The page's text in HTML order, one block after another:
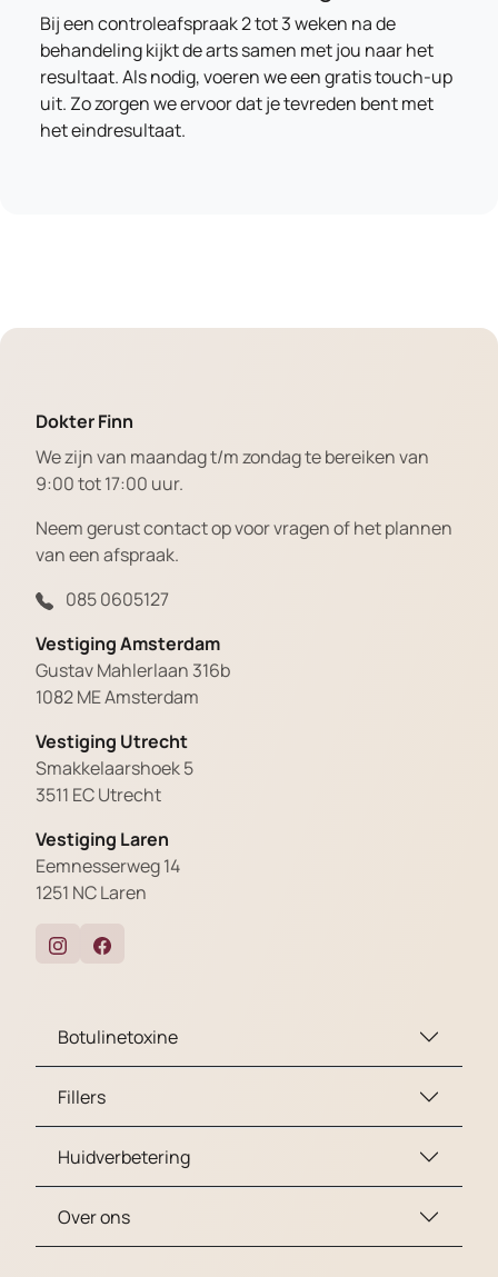
Bij een controleafspraak 2 tot 3 weken na de
behandeling kijkt de arts samen met jou naar het
resultaat. Als nodig, voeren we een gratis touch-up
uit. Zo zorgen we ervoor dat je tevreden bent met
het eindresultaat.
Dokter Finn
We zijn van maandag t/m zondag te bereiken van
9:00 tot 17:00 uur.
Neem gerust contact op voor vragen of het plannen
van een afspraak.
085 0605127
Vestiging Amsterdam
Gustav Mahlerlaan 316b
1082 ME Amsterdam
Vestiging Utrecht
Smakkelaarshoek 5
3511 EC Utrecht
Vestiging Laren
Eemnesserweg 14
1251 NC Laren
Botulinetoxine
Fillers
Huidverbetering
Over ons